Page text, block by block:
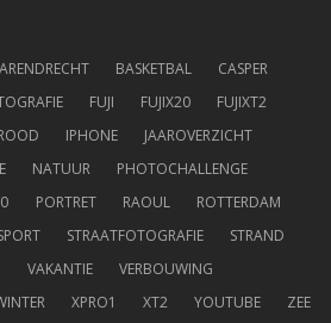
BASKETBAL
CASPER
FUJI FUJIX20
FUJIXT2
IPHONE
JAAROVERZICHT
NATUUR
PHOTOCHALLENGE
PORTRET RAOUL
ROTTERDAM
STRAATFOTOGRAFIE
STRAND
VAKANTIE
VERBOUWING
XPRO1 XT2 YOUTUBE
ZEE